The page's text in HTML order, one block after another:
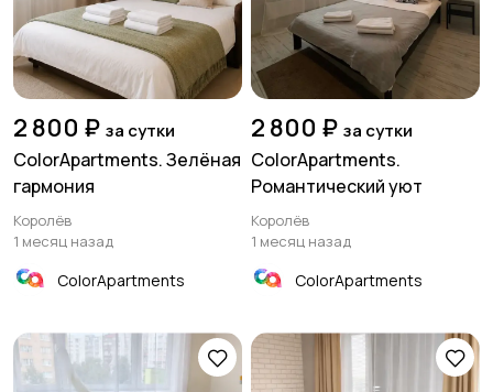
2 800 ₽ за сутки
ColorApartments. Зелёная
гармония
Королёв
1 месяц назад
ColorApartments
2 800 ₽ за сутки
ColorApartments.
Романтический уют
Королёв
1 месяц назад
ColorApartments